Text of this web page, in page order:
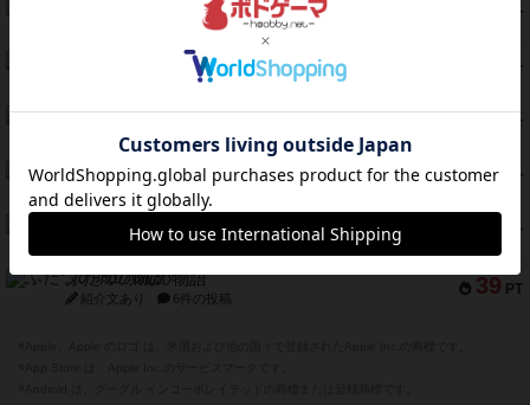
PT
スモールワールド
13件の投稿
PT
2件の投稿
PT
Bitter End ブタペスト救出作戦
紹介文なし 1件の投稿
46 PT
ラピード
紹介文なし 1件の投稿
PT
紹介文なし 0件の投稿
39 PT
ふたつの城の物語
紹介文あり 6件の投稿